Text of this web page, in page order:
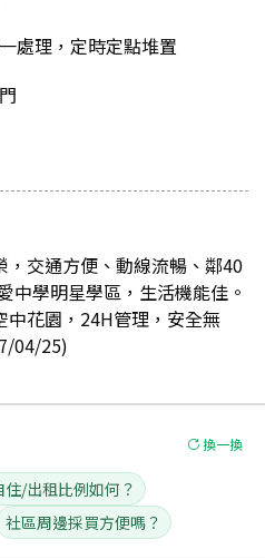
處理，定時定點堆置
交通方便、動線流暢、鄰40
中學明星學區，生活機能佳。
花園，24H管理，安全無
04/25)
換一換
住/出租比例如何？
社區周邊採買方便嗎？